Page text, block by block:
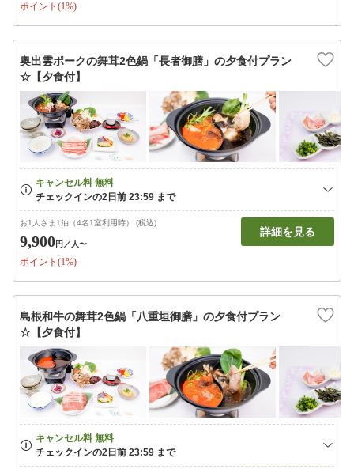
ポイント(1%)
奥出雲ポークの舞茸2色鍋「長者御膳」の夕食付プラン
☆【夕食付】
お1人さま1泊（4名1室利用時） (税込)
9,900円 ／人〜
ポイント(1%)
詳細を見る
島根和牛の舞茸2色鍋「八重垣御膳」の夕食付プラン
☆【夕食付】